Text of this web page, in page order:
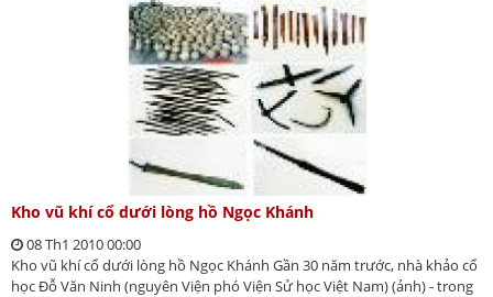
Kho vũ khí cổ dưới lòng hồ Ngọc Khánh
08 Th1 2010 00:00
Kho vũ khí cổ dưới lòng hồ Ngọc Khánh Gần 30 năm trước, nhà khảo cổ
học Đỗ Văn Ninh (nguyên Viện phó Viện Sử học Việt Nam) (ảnh) - trong